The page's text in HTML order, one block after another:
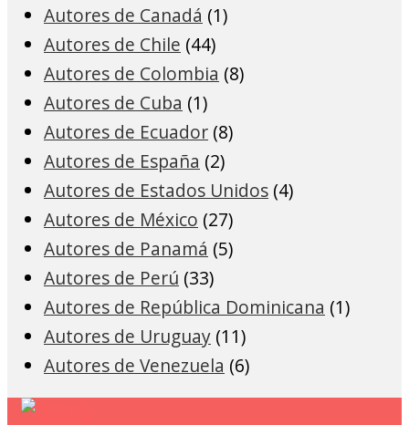
Autores de Canadá (1)
Autores de Chile (44)
Autores de Colombia (8)
Autores de Cuba (1)
Autores de Ecuador (8)
Autores de España (2)
Autores de Estados Unidos (4)
Autores de México (27)
Autores de Panamá (5)
Autores de Perú (33)
Autores de República Dominicana (1)
Autores de Uruguay (11)
Autores de Venezuela (6)